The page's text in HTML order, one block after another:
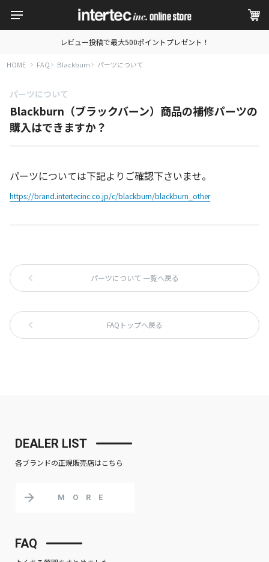
レビュー投稿で最大500ポイントプレゼント！
HOME FAQ Blackburn パーツについて
パーツについて
Blackburn（ブラックバーン）商品の補修パーツの
購入はできますか？
パーツについては下記よりご確認下さいませ。
https://brand.intertecinc.co.jp/c/blackburn/blackburn_other
パーツについて 一覧へ戻る
FAQトップへ戻る
DEALER LIST
各ブランドの正規販売店はこちら
MORE
FAQ